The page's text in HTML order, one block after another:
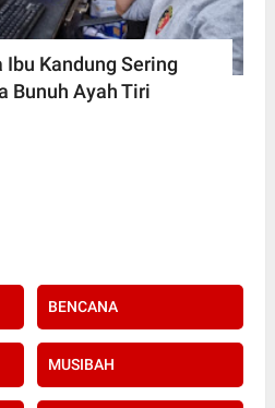
Kandung Sering
Bunuh Ayah Tiri
BENCANA
MUSIBAH